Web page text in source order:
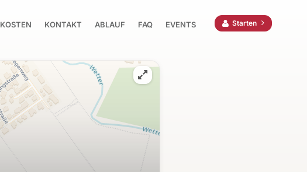
KOSTEN KONTAKT ABLAUF FAQ EVENTS Starten